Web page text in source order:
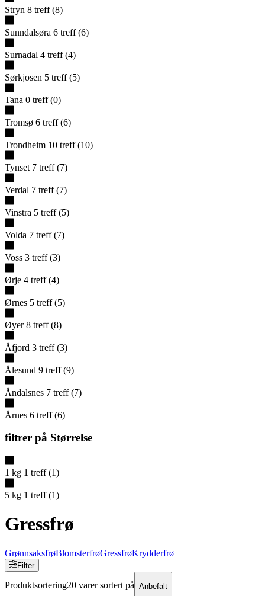
Stryn 8 treff (8)
Sunndalsøra 6 treff (6)
Surnadal 4 treff (4)
Sørkjosen 5 treff (5)
Tana 0 treff (0)
Tromsø 6 treff (6)
Trondheim 10 treff (10)
Tynset 7 treff (7)
Verdal 7 treff (7)
Vinstra 5 treff (5)
Volda 7 treff (7)
Voss 3 treff (3)
Ørje 4 treff (4)
Ørnes 5 treff (5)
Øyer 8 treff (8)
Åfjord 3 treff (3)
Ålesund 9 treff (9)
Åndalsnes 7 treff (7)
Årnes 6 treff (6)
filtrer på Størrelse
1 kg 1 treff (1)
5 kg 1 treff (1)
Gressfrø
GrønnsaksfrøBlomsterfrøGressfrøKrydderfrø
Filter
Produktsortering20 varer sortert på Anbefalt